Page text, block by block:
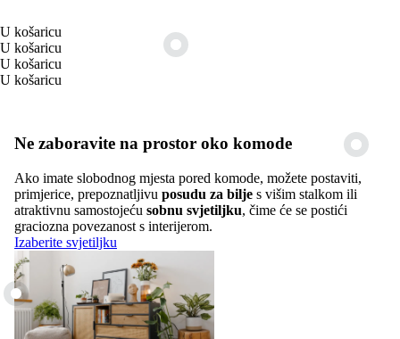
U košaricu
U košaricu
U košaricu
U košaricu
Ne zaboravite na prostor oko komode
Ako imate slobodnog mjesta pored komode, možete postaviti,
primjerice, prepoznatljivu posudu za bilje s višim stalkom ili
atraktivnu samostojeću sobnu svjetiljku, čime će se postići
graciozna povezanost s interijerom.
Izaberite svjetiljku